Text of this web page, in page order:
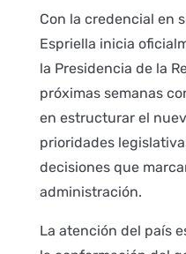
Con la credencial en
Espriella inicia
la Presidencia de la
próximas semanas
en estructurar el
prioridades
decisiones que
administración.
La atención del país